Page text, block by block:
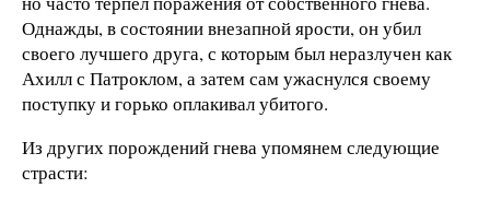
Однажды, в состоянии внезапной ярости, он убил
своего лучшего друга, с которым был неразлучен как
Ахилл с Патроклом, а затем сам ужаснулся своему
поступку и горько оплакивал убитого.
Из других порождений гнева упомянем следующие
страсти: